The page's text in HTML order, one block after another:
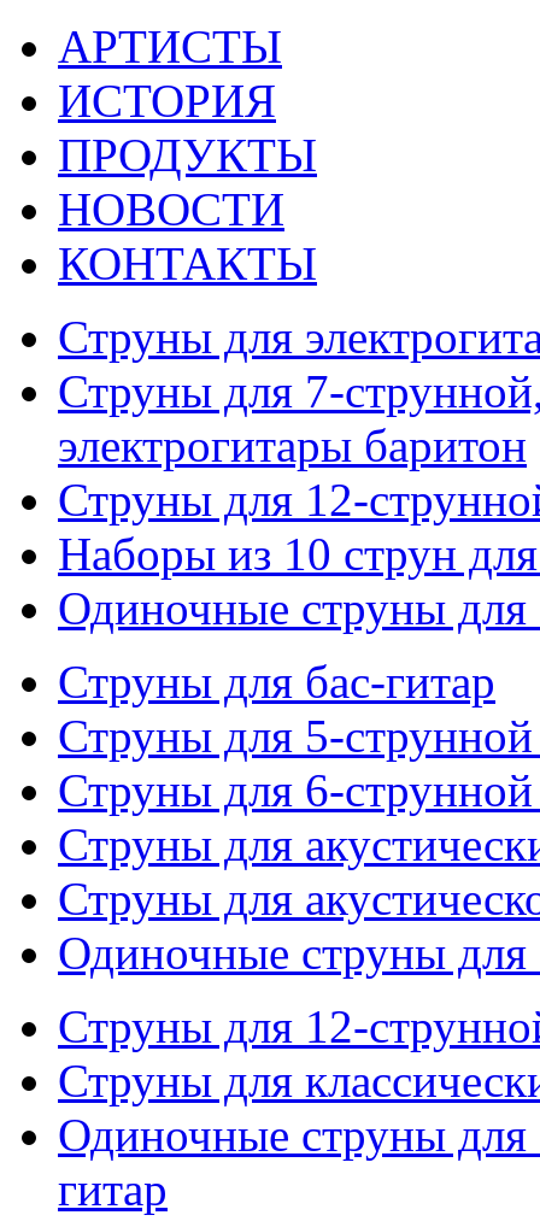
АРТИСТЫ
ИСТОРИЯ
ПРОДУКТЫ
НОВОСТИ
КОНТАКТЫ
Струны для
Струны для 7-
электрогитары баритон
Струны для 12-
Наборы из 10 струн
Одиночные струны для
Струны для бас-гитар
Струны для 5-
Струны для 6-
Струны для
Струны для
Одиночные струны для
Струны для 12-
Струны для
Одиночные струны для
гитар